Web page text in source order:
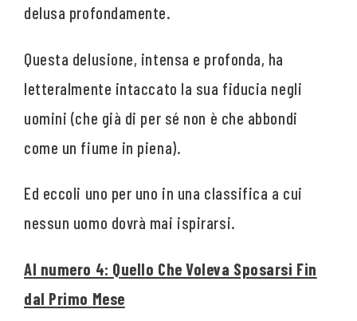
delusa profondamente.
Questa delusione, intensa e profonda, ha
letteralmente intaccato la sua fiducia negli
uomini (che già di per sé non è che abbondi
come un fiume in piena).
Ed eccoli uno per uno in una classifica a cui
nessun uomo dovrà mai ispirarsi.
Al numero 4: Quello Che Voleva Sposarsi Fin
dal Primo Mese